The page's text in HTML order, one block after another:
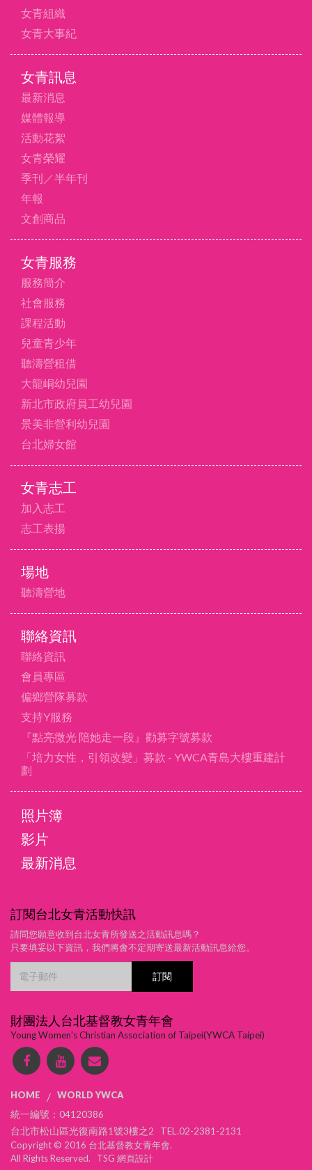
女青組織
女青大事紀
女青訊息
最新消息
媒體報導
活動花絮
女青榮耀
季刊／半年刊
年報
文創商品
女青服務
服務簡介
社會服務
課程活動
兒童青少年
聽濤營租借
大龍峒幼兒園
新北市政府員工幼兒園
景美非營利幼兒園
台北婦女館
女青志工
加入志工
志工表揚
場地
聽濤營地
聯絡資訊
聯絡資訊
會員專區
偏鄉營隊募款
支持Y服務
『點亮微光 陪她走一段』勸募字號募款
「培力女性，引領改變」募款 - YWCA青島大樓重建計
劃
照片簿
影片
最新消息
訂閱台北女青活動快訊
請問您願意收到台北女青所發送之活動訊息嗎？
只要填妥以下資訊，我們將會不定期寄送最新活動訊息給您。
財團法人台北基督教女青年會
Young Women's Christian Association of Taipei(YWCA Taipei)
HOME / WORLD YWCA
統一編號：04120386
台北市松山區光復南路1號3樓之2 TEL.02-2381-2131
Copyright © 2016 台北基督教女青年會.
All Rights Reserved. TSG 網頁設計